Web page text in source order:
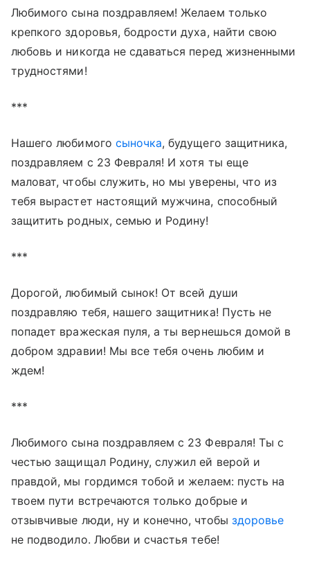
Любимого сына поздравляем! Желаем только
крепкого здоровья, бодрости духа, найти свою
любовь и никогда не сдаваться перед жизненными
трудностями!
***
Нашего любимого сыночка, будущего защитника,
поздравляем с 23 Февраля! И хотя ты еще
маловат, чтобы служить, но мы уверены, что из
тебя вырастет настоящий мужчина, способный
защитить родных, семью и Родину!
***
Дорогой, любимый сынок! От всей души
поздравляю тебя, нашего защитника! Пусть не
попадет вражеская пуля, а ты вернешься домой в
добром здравии! Мы все тебя очень любим и
ждем!
***
Любимого сына поздравляем с 23 Февраля! Ты с
честью защищал Родину, служил ей верой и
правдой, мы гордимся тобой и желаем: пусть на
твоем пути встречаются только добрые и
отзывчивые люди, ну и конечно, чтобы здоровье
не подводило. Любви и счастья тебе!